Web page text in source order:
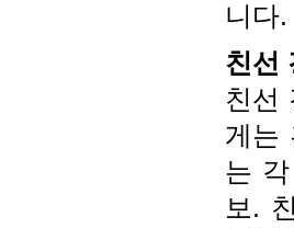
니다.
친선
친선
게는
는
보.